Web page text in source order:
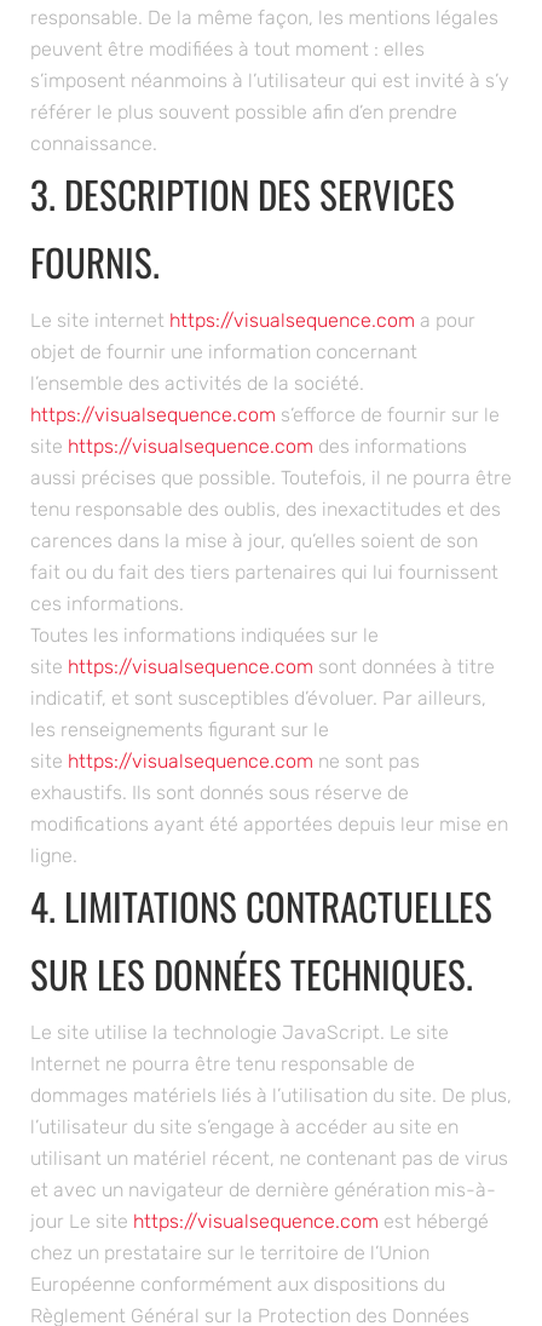
responsable. De la même façon, les mentions légales
peuvent être modifiées à tout moment : elles
s’imposent néanmoins à l’utilisateur qui est invité à s’y
référer le plus souvent possible afin d’en prendre
connaissance.
3. DESCRIPTION DES SERVICES
FOURNIS.
Le site internet https://visualsequence.com a pour
objet de fournir une information concernant
l’ensemble des activités de la société.
https://visualsequence.com s’efforce de fournir sur le
site https://visualsequence.com des informations
aussi précises que possible. Toutefois, il ne pourra être
tenu responsable des oublis, des inexactitudes et des
carences dans la mise à jour, qu’elles soient de son
fait ou du fait des tiers partenaires qui lui fournissent
ces informations.
Toutes les informations indiquées sur le
site https://visualsequence.com sont données à titre
indicatif, et sont susceptibles d’évoluer. Par ailleurs,
les renseignements figurant sur le
site https://visualsequence.com ne sont pas
exhaustifs. Ils sont donnés sous réserve de
modifications ayant été apportées depuis leur mise en
ligne.
4. LIMITATIONS CONTRACTUELLES
SUR LES DONNÉES TECHNIQUES.
Le site utilise la technologie JavaScript. Le site
Internet ne pourra être tenu responsable de
dommages matériels liés à l’utilisation du site. De plus,
l’utilisateur du site s’engage à accéder au site en
utilisant un matériel récent, ne contenant pas de virus
et avec un navigateur de dernière génération mis-à-
jour Le site https://visualsequence.com est hébergé
chez un prestataire sur le territoire de l’Union
Européenne conformément aux dispositions du
Règlement Général sur la Protection des Données